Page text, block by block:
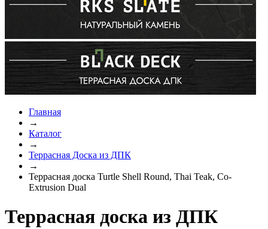
Главная
→
Каталог
→
Террасная Доска из ДПК
→
Террасная доска Turtle Shell Round, Thai Teak, Co-
Extrusion Dual
Террасная доска из ДПК